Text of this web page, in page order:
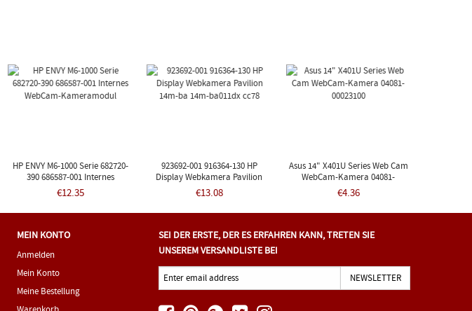
HP ENVY M6-1000 Serie 682720-
390 686587-001 Internes
WebCam-Kameramodul
€12.35
923692-001 916364-130 HP
Display Webkamera Pavilion
14m-Ba 14m-Ba011dx Cc78
€13.08
Asus 14" X401U Series Web Cam
WebCam-Kamera 04081-
00023100
€4.36
MEIN KONTO
Anmelden
Mein Konto
Meine Bestellung
SEI DER ERSTE, DER ES ERFAHREN KANN, TRETEN SIE
UNSEREM VERSANDLISTE BEI